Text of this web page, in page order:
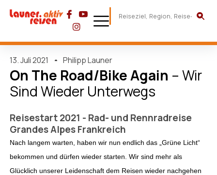
13. Juli 2021 Philipp Launer
On The Road/bike Again – Wir
Sind Wieder Unterwegs
Reisestart 2021 - Rad- und Rennradreise
Grandes Alpes Frankreich
Nach langem warten, haben wir nun endlich das „Grüne Licht“
bekommen und dürfen wieder starten. Wir sind mehr als
Glücklich unserer Leidenschaft dem Reisen wieder nachgehen